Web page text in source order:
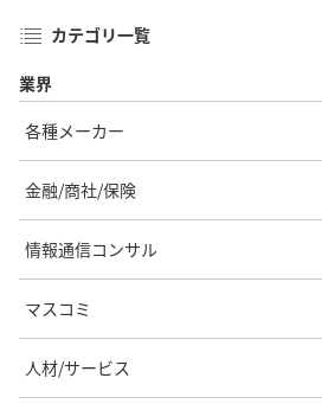
カテゴリ一覧
業界
各種メーカー
金融/商社/保険
情報通信コンサル
マスコミ
人材/サービス